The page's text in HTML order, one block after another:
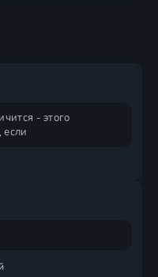
- этого